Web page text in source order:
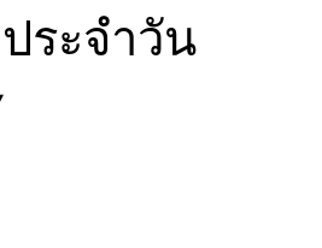
ระจำวัน